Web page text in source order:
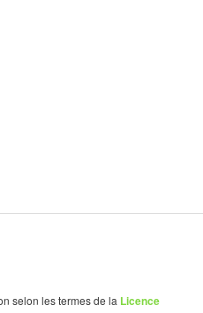
selon les termes de la Licence